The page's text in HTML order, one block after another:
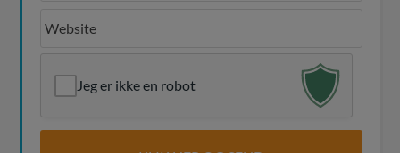
Jeg er ikke en robot